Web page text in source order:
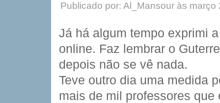
Publicado por: Al_Mansour às março
Já há algum tempo exprimi
online. Faz lembrar o
depois não se vê nada.
Teve outro dia uma medida
mais de mil professores